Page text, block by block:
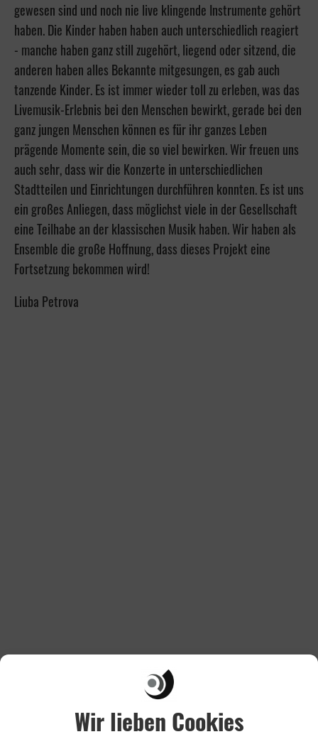
Wir lieben Cookies
gewesen sind und noch nie live klingende Instrumente gehört
haben. Die Kinder haben haben auch unterschiedlich reagiert
- manche haben ganz still zugehört, liegend oder sitzend, die
anderen haben alles Bekannte mitgesungen, es gab auch
tanzende Kinder. Es ist immer wieder toll zu erleben, was das
Livemusik-Erlebnis bei den Menschen bewirkt, gerade bei den
ganz jungen Menschen können es für ihr ganzes Leben
prägende Momente sein, die so viel bewirken. Wir freuen uns
auch sehr, dass wir die Konzerte in unterschiedlichen
Stadtteilen und Einrichtungen durchführen konnten. Es ist uns
ein großes Anliegen, dass möglichst viele in der Gesellschaft
eine Teilhabe an der klassischen Musik haben. Wir haben als
Ensemble die große Hoffnung, dass dieses Projekt eine
Fortsetzung bekommen wird!
Liuba Petrova